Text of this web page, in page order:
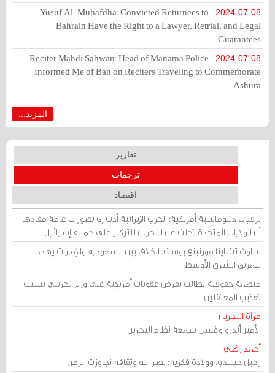
2024-07-08
Yusuf Al-Muhafdha: Convicted Returnees to
Bahrain Have the Right to a Lawyer, Retrial, and Legal
Guarantees
2024-07-08
Reciter Mahdi Sahwan: Head of Manama Police
Informed Me of Ban on Reciters Traveling to Commemorate
Ashura
المزيد...
تقارير
ترجمات
اقتصاد
برقيات دبلوماسية أمريكية: الحرب الإيرانية أدت إلى تصورات عامة مفادها
أن الولايات المتحدة تخلت عن البحرين للتركيز على حماية إسرائيل
ساوث تشاينا مورنينغ بوست: الخلاف بين السعودية والإمارات يهدد
بتمزيق الشرق الأوسط
منظمة حقوقية تطالب بفرض عقوبات أمريكية على وزير بحريني بسبب
تعذيب المعتقلين
مرآة البحرين
الأمير أندرو وغسل سمعة نظام البحرين
أحمد رضي
رحيل جسدي، وولادة فكرية: نصر الله وثقافة تجاوزت الزمن